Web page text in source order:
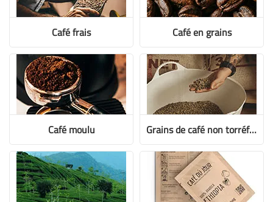
Café frais Café en grains
Café moulu Grains de café non torréfiés